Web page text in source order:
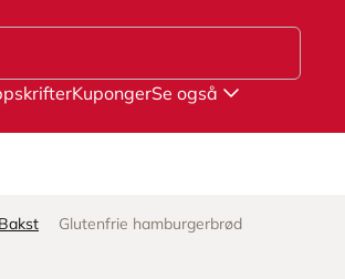
KupongerSe også
Bakst Glutenfrie hamburgerbrød